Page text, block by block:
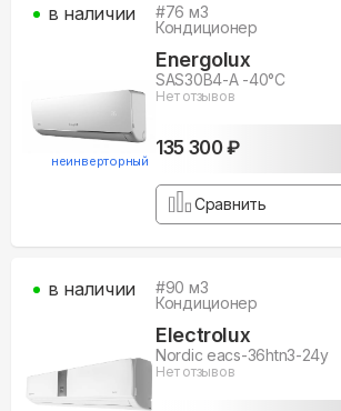
неинверторный
#76 м3
Кондиционер
Energolux
SAS30B4-A -40°С
Нет отзывов
135 300 ₽
в наличии
Сравнить
#90 м3
Кондиционер
Electrolux
Nordic eacs-36htn3-24y
Нет отзывов
в наличии